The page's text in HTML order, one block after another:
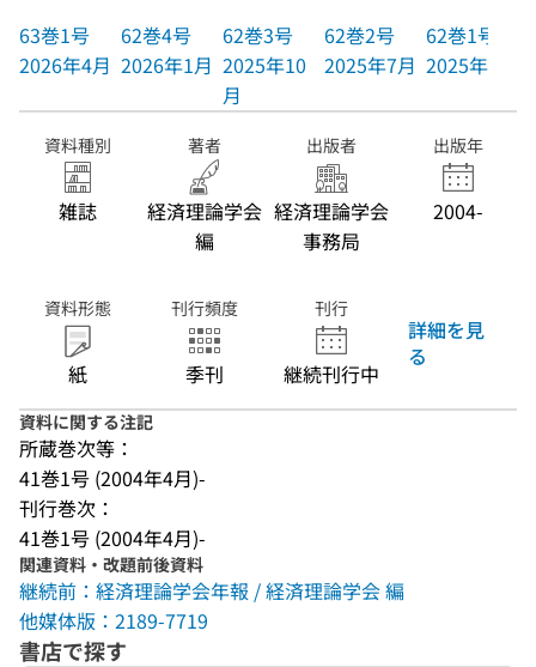
63巻1号
2026年4月
62巻4号
2026年1月
62巻3号
2025年10
月
62巻2号
2025年7月
62巻1号
2025年4月
資料種別
雑誌
著者
経済理論学会
編
出版者
経済理論学会
事務局
出版年
2004-
資料形態
紙
刊行頻度
季刊
刊行
継続刊行中
詳細を見
る
資料に関する注記
所蔵巻次等：
41巻1号 (2004年4月)-
刊行巻次：
41巻1号 (2004年4月)-
関連資料・改題前後資料
継続前：経済理論学会年報 / 経済理論学会 編
他媒体版：2189-7719
書店で探す